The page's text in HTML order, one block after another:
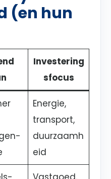
(en hun
Investering
sfocus
Energie,
transport,
duurzaamh
eid